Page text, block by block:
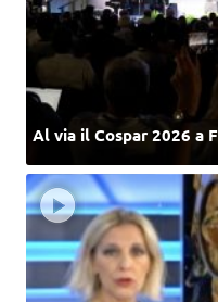
Al via il Cospar 2026 a